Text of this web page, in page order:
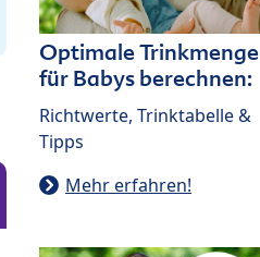
Optimale Trinkmenge
für Babys berechnen:
Richtwerte, Trinktabelle &
Tipps
Mehr erfahren!